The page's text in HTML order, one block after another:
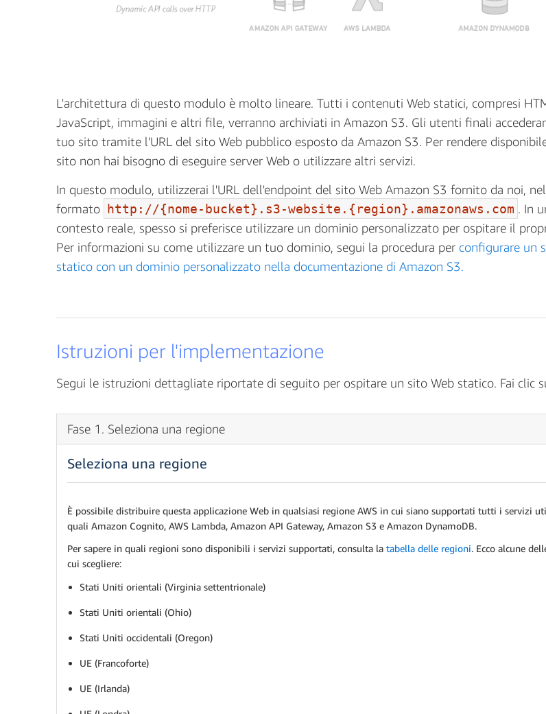
L'architettura di questo modulo è molto lineare. Tutti i contenuti Web statici, compresi
JavaScript, immagini e altri file, verranno archiviati in Amazon S3. Gli utenti finali
tuo sito tramite l'URL del sito Web pubblico esposto da Amazon S3. Per rendere
sito non hai bisogno di eseguire server Web o utilizzare altri servizi.
In questo modulo, utilizzerai l'URL dell'endpoint del sito Web Amazon S3 fornito da noi, nel
formato
http://{nome-bucket}.s3-website.{region}.amazonaws.com . In
contesto reale, spesso si preferisce utilizzare un dominio personalizzato per ospitare il
Per informazioni su come utilizzare un tuo dominio, segui la procedura per configurare un
statico con un dominio personalizzato nella documentazione di Amazon S3.
Istruzioni per l'implementazione
Segui le istruzioni dettagliate riportate di seguito per ospitare un sito Web statico. Fai clic
Fase 1. Seleziona una regione
Seleziona una regione
È possibile distribuire questa applicazione Web in qualsiasi regione AWS in cui siano supportati tutti i servizi
quali Amazon Cognito, AWS Lambda, Amazon API Gateway, Amazon S3 e Amazon DynamoDB.
Per sapere in quali regioni sono disponibili i servizi supportati, consulta la tabella delle regioni. Ecco alcune
cui scegliere:
Stati Uniti orientali (Virginia settentrionale)
Stati Uniti orientali (Ohio)
Stati Uniti occidentali (Oregon)
UE (Francoforte)
UE (Irlanda)